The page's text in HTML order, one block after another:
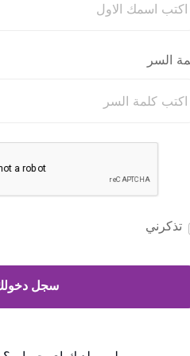
السر
تذكرني
سجل دخولك